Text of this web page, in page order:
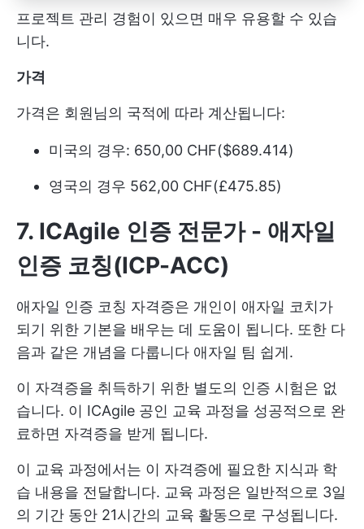
프로젝트 관리 경험이 있으면 매우 유용할 수 있습
니다.
가격
가격은 회원님의 국적에 따라 계산됩니다:
미국의 경우: 650,00 CHF($689.414)
영국의 경우 562,00 CHF(£475.85)
7. ICAgile 인증 전문가 - 애자일
인증 코칭(ICP-ACC)
애자일 인증 코칭 자격증은 개인이 애자일 코치가
되기 위한 기본을 배우는 데 도움이 됩니다. 또한 다
음과 같은 개념을 다룹니다 애자일 팀 쉽게.
이 자격증을 취득하기 위한 별도의 인증 시험은 없
습니다. 이 ICAgile 공인 교육 과정을 성공적으로 완
료하면 자격증을 받게 됩니다.
이 교육 과정에서는 이 자격증에 필요한 지식과 학
습 내용을 전달합니다. 교육 과정은 일반적으로 3일
의 기간 동안 21시간의 교육 활동으로 구성됩니다.